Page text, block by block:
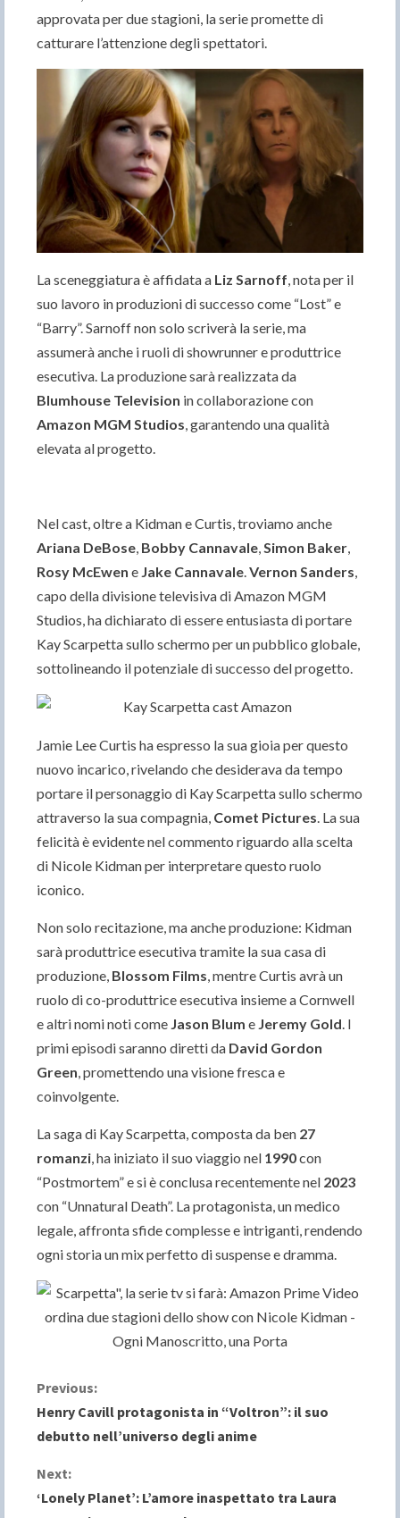
approvata per due stagioni, la serie promette di
catturare l’attenzione degli spettatori.
La sceneggiatura è affidata a Liz Sarnoff, nota per il
suo lavoro in produzioni di successo come “Lost” e
“Barry”. Sarnoff non solo scriverà la serie, ma
assumerà anche i ruoli di showrunner e produttrice
esecutiva. La produzione sarà realizzata da
Blumhouse Television in collaborazione con
Amazon MGM Studios, garantendo una qualità
elevata al progetto.
Nel cast, oltre a Kidman e Curtis, troviamo anche
Ariana DeBose, Bobby Cannavale,Simon Baker,
Rosy McEwen e Jake Cannavale.Vernon Sanders,
capo della divisione televisiva di Amazon MGM
Studios, ha dichiarato di essere entusiasta di portare
Kay Scarpetta sullo schermo per un pubblico globale,
sottolineando il potenziale di successo del progetto.
Jamie Lee Curtis ha espresso la sua gioia per questo
nuovo incarico, rivelando che desiderava da tempo
portare il personaggio di Kay Scarpetta sullo schermo
attraverso la sua compagnia, Comet Pictures. La sua
felicità è evidente nel commento riguardo alla scelta
di Nicole Kidman per interpretare questo ruolo
iconico.
Non solo recitazione, ma anche produzione: Kidman
sarà produttrice esecutiva tramite la sua casa di
produzione, Blossom Films, mentre Curtis avrà un
ruolo di co-produttrice esecutiva insieme a Cornwell
e altri nomi noti come Jason Blum e Jeremy Gold. I
primi episodi saranno diretti da David Gordon
Green, promettendo una visione fresca e
coinvolgente.
La saga di Kay Scarpetta, composta da ben 27
romanzi, ha iniziato il suo viaggio nel 1990con
“Postmortem” e si è conclusa recentemente nel 2023
con “Unnatural Death”. La protagonista, un medico
legale, affronta sfide complesse e intriganti, rendendo
ogni storia un mix perfetto di suspense e dramma.
C
o
n
t
Previous:
Henry Cavill protagonista in “Voltron”: il suo
debutto nell’universo degli anime
Next:
‘Lonely Planet’: L’amore inaspettato tra Laura